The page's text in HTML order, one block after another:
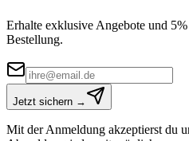
Erhalte exklusive Angebote und
Bestellung.
Jetzt sichern →
Mit der Anmeldung akzeptierst du